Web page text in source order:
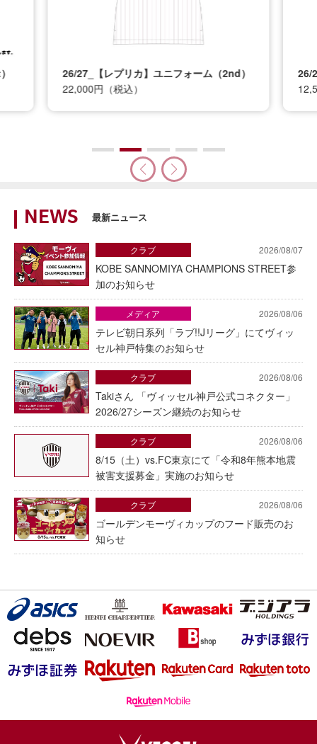
26/27_【レプリカ】ユニフォーム（2nd）
22,000円（税込）
26/
NEWS 最新ニュース
2026/08/07
KOBE SANNOMIYA CHAMPIONS STREET参
加のお知らせ
クラブ
2026/08/06
テレビ朝日系列「ラブ!!Jリーグ」にてヴィッ
セル神戸特集のお知らせ
メディア
2026/08/06
Takiさん 「ヴィッセル神戸公式コネクター」
2026/27シーズン継続のお知らせ
クラブ
2026/08/06
8/15（土）vs.FC東京にて「令和8年熊本地震
被害支援募金」実施のお知らせ
クラブ
2026/08/06
ゴールデンモーヴィカップのフード販売のお
知らせ
クラブ